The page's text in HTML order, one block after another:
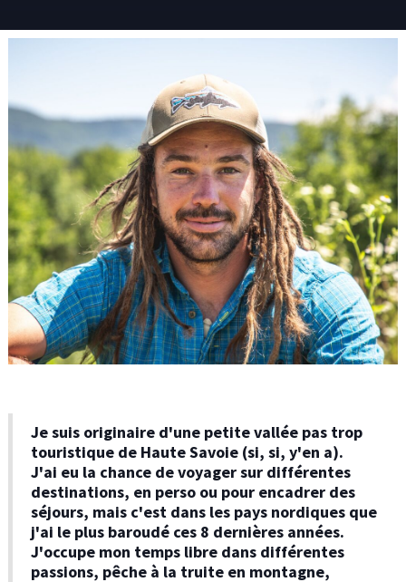
Je suis originaire d'une petite vallée pas trop
touristique de Haute Savoie (si, si, y'en a).
J'ai eu la chance de voyager sur différentes
destinations, en perso ou pour encadrer des
séjours, mais c'est dans les pays nordiques que
j'ai le plus baroudé ces 8 dernières années.
J'occupe mon temps libre dans différentes
passions, pêche à la truite en montagne,